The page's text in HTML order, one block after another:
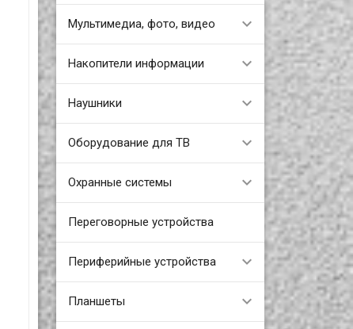
Мультимедиа, фото, видео
Накопители информации
Наушники
Оборудование для ТВ
Охранные системы
Переговорные устройства
Периферийные устройства
Планшеты